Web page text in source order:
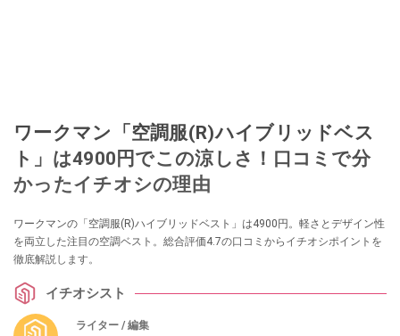
ワークマン「空調服(R)ハイブリッドベス
ト」は4900円でこの涼しさ！口コミで分
かったイチオシの理由
ワークマンの「空調服(R)ハイブリッドベスト」は4900円。軽さとデザイン性
を両立した注目の空調ベスト。総合評価4.7の口コミからイチオシポイントを
徹底解説します。
イチオシスト
ライター / 編集